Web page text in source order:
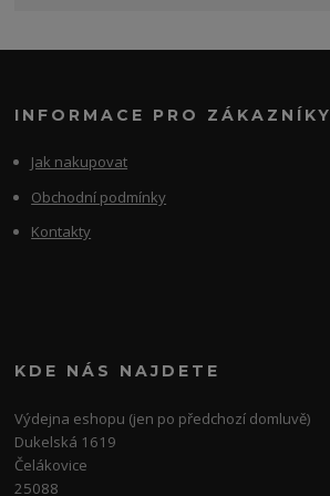
INFORMACE PRO ZÁKAZNÍKY
Jak nakupovat
Obchodní podmínky
Kontakty
KDE NÁS NAJDETE
Výdejna eshopu (jen po předchozí domluvě)
Dukelská 1619
Čelákovice
25088